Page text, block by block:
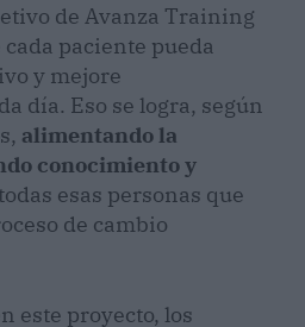
de Avanza Training
paciente pueda
y mejore
día. Eso se logra, según
alimentando la
conocimiento y
esas personas que
de cambio
este proyecto, los